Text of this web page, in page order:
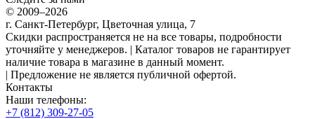
© 2009–2026
г. Санкт-Петербург, Цветочная улица, 7
Скидки распространяется не на все товары, подробности
уточняйте у менеджеров. | Каталог товаров не гарантирует
наличие товара в магазине в данный момент.
| Предложение не является публичной офертой.
Контакты
Наши телефоны:
+7 (812) 309-27-05